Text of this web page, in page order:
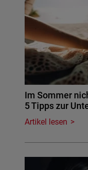
Im Sommer
5 Tipps zur
Artikel lesen